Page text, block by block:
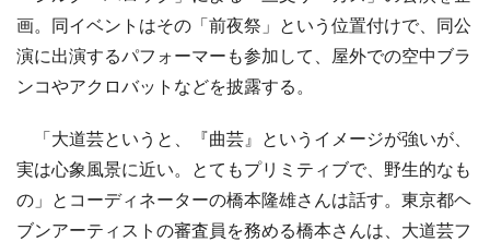
画。同イベントはその「前夜祭」という位置付けで、同公
演に出演するパフォーマーも参加して、屋外での空中ブラ
ンコやアクロバットなどを披露する。
「大道芸というと、『曲芸』というイメージが強いが、
実は心象風景に近い。とてもプリミティブで、野生的なも
の」とコーディネーターの橋本隆雄さんは話す。東京都ヘ
ブンアーティストの審査員を務める橋本さんは、大道芸フ